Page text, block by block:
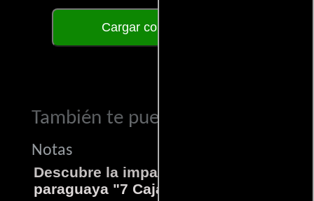
Cargar comentarios
También te puede interesar...
Notas
Descubre la impactante película
paraguaya "7 Cajas"